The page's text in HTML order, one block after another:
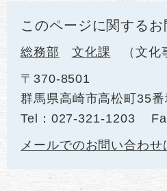
このページに関する
総務部 文化課
文化
〒370-8501
群馬県高崎市高松町35番
Tel：027-321-1203
メールでのお問い合わせ